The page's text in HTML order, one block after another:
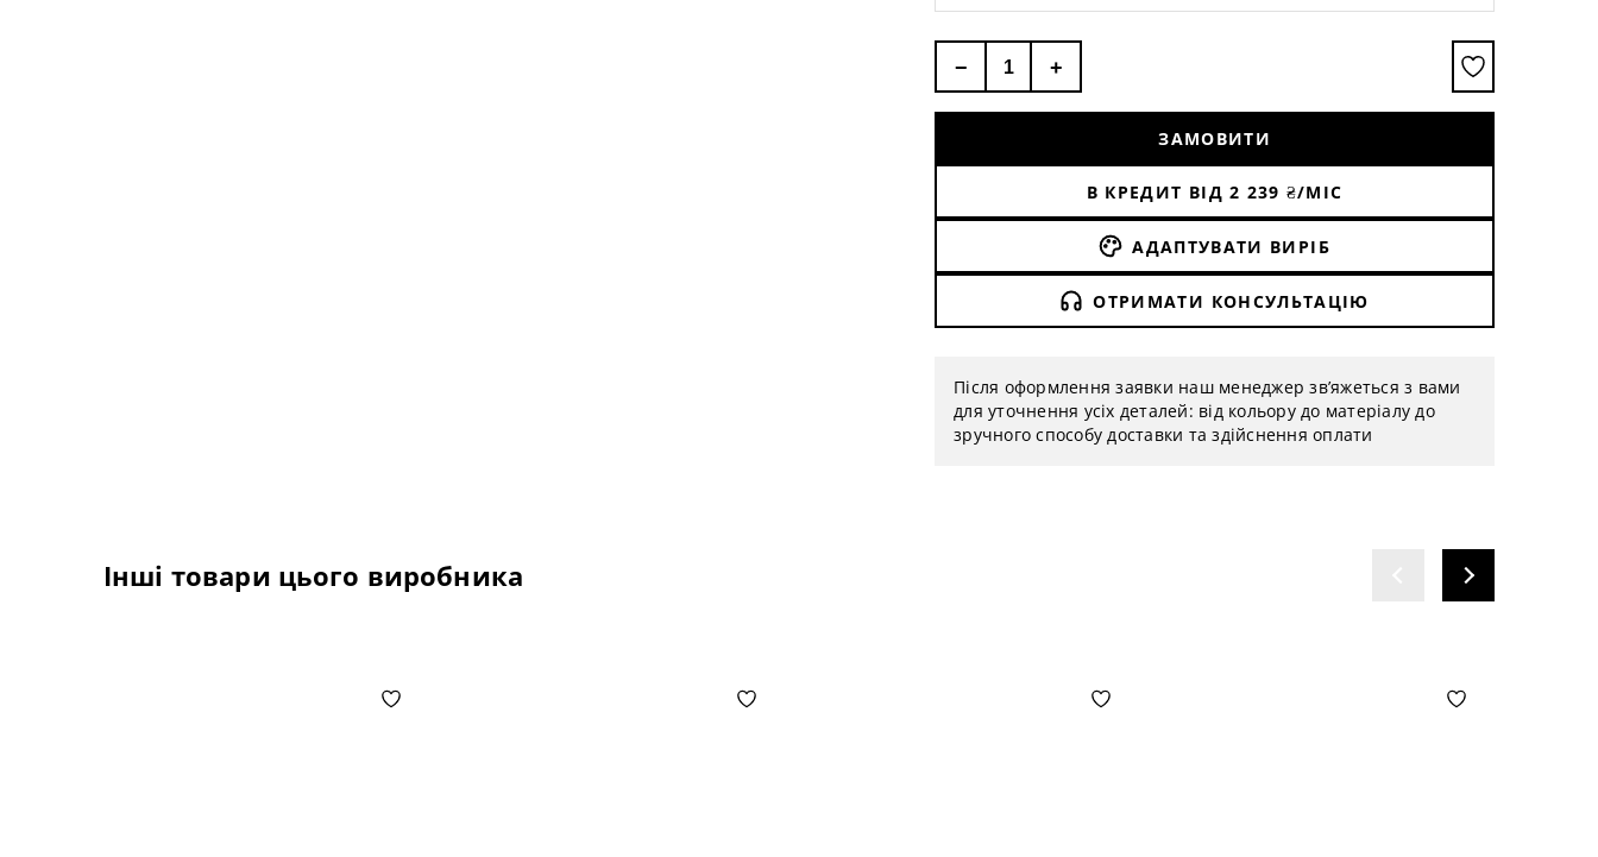
− +
ЗАМОВИТИ
В КРЕДИТ ВІД 2 239 ₴/МІС
АДАПТУВАТИ ВИРІБ
ОТРИМАТИ КОНСУЛЬТАЦІЮ
Після оформлення заявки наш менеджер зв’яжеться з вами
для уточнення усіх деталей: від кольору до матеріалу до
зручного способу доставки та здійснення оплати
Інші товари цього виробника